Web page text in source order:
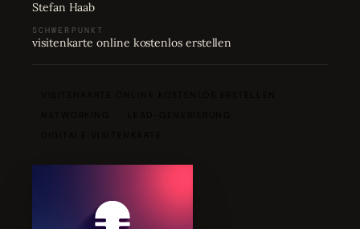
Stefan Haab
SCHWERPUNKT
visitenkarte online kostenlos erstellen